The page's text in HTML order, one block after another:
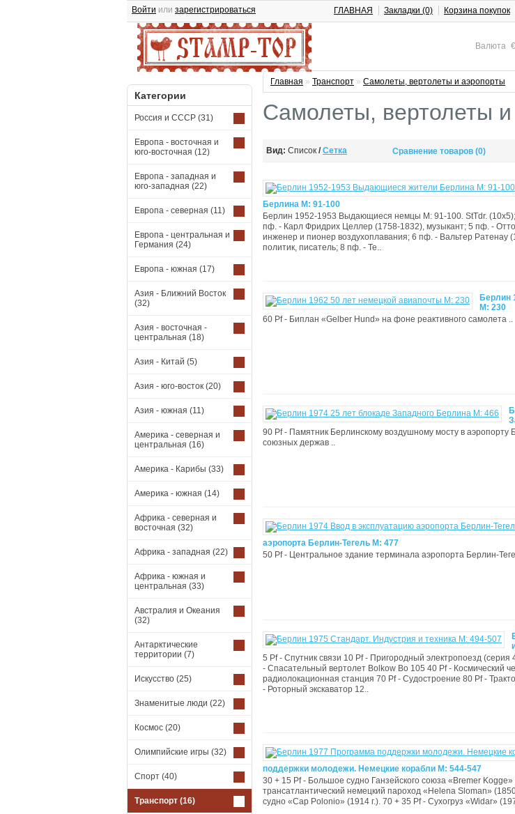
Валюта €
Войти или зарегистрироваться ГЛАВНАЯ Закладки (0) Корзина покупок
Категории
Россия и СССР (31)
Европа - восточная и
юго-восточная (12)
Европа - западная и
юго-западная (22)
Европа - северная (11)
Европа - центральная и
Германия (24)
Европа - южная (17)
Азия - Ближний Восток
(32)
Азия - восточная -
центральная (18)
Азия - Китай (5)
Азия - юго-восток (20)
Азия - южная (11)
Америка - северная и
центральная (16)
Америка - Карибы (33)
Америка - южная (14)
Африка - северная и
восточная (32)
Африка - западная (22)
Африка - южная и
центральная (33)
Австралия и Океания
(32)
Антарктические
территории (7)
Искусство (25)
Знаменитые люди (22)
Космос (20)
Олимпийские игры (32)
Спорт (40)
Транспорт (16)
Главная » Транспорт » Самолеты, вертолеты и аэропорты
Самолеты, вертолеты
Вид: Список / Сетка Сравнение товаров (0)
Берлина М: 91-100
Берлин 1952-1953 Выдающиеся немцы М: 91-100. StTdr. (10x5);
пф. - Карл Фридрих Целлер (1758-1832), музыкант; 5 пф. -
инженер и пионер воздухоплавания; 6 пф. - Вальтер Ратенау
политик, писатель; 8 пф. - Те..
Берлин
М: 230
60 Pf - Биплан «Gelber Hund» на фоне реактивного самолета ..
90 Pf - Памятник Берлинскому воздушному мосту в аэропорту
союзных держав ..
аэропорта Берлин-Тегель М: 477
50 Pf - Центральное здание терминала аэропорта Берлин-
5 Pf - Спутник связи 10 Pf - Пригородный электропоезд
- Спасательный вертолет Bolkow Bo 105 40 Pf - Космический
радиолокационная станция 70 Pf - Судостроение 80 Pf -
- Роторный экскаватор 12..
поддержки молодежи. Немецкие корабли М: 544-547
30 + 15 Pf - Большое судно Ганзейского союза «Bremer
трансатлантический немецкий пароход «Helena Sloman»
судно «Cap Polonio» (1914 г.). 70 + 35 Pf - Сухогруз «Widar»